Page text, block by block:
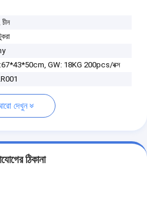
চীন
GW: 18KG 200pcs/বক্স
দেখুন
ঠিকানা